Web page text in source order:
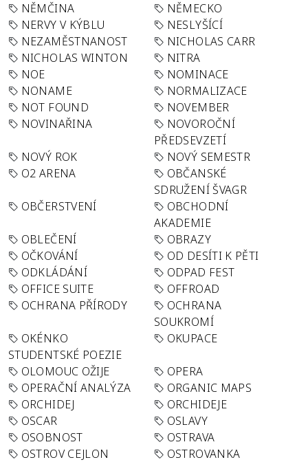
NĚMČINA
NĚMECKO
NERVY V KÝBLU
NESLYŠÍCÍ
NEZAMĚSTNANOST
NICHOLAS CARR
NICHOLAS WINTON
NITRA
NOE
NOMINACE
NONAME
NORMALIZACE
NOT FOUND
NOVEMBER
NOVINAŘINA
NOVOROČNÍ
PŘEDSEVZETÍ
NOVÝ ROK
NOVÝ SEMESTR
O2 ARENA
OBČANSKÉ
SDRUŽENÍ ŠVAGR
OBČERSTVENÍ
OBCHODNÍ
AKADEMIE
OBLEČENÍ
OBRAZY
OČKOVÁNÍ
OD DESÍTI K PĚTI
ODKLÁDÁNÍ
ODPAD FEST
OFFICE SUITE
OFFROAD
OCHRANA PŘÍRODY
OCHRANA
SOUKROMÍ
OKÉNKO
STUDENTSKÉ POEZIE
OKUPACE
OLOMOUC OŽIJE
OPERA
OPERAČNÍ ANALÝZA
ORGANIC MAPS
ORCHIDEJ
ORCHIDEJE
OSCAR
OSLAVY
OSOBNOST
OSTRAVA
OSTROV CEJLON
OSTROVANKA